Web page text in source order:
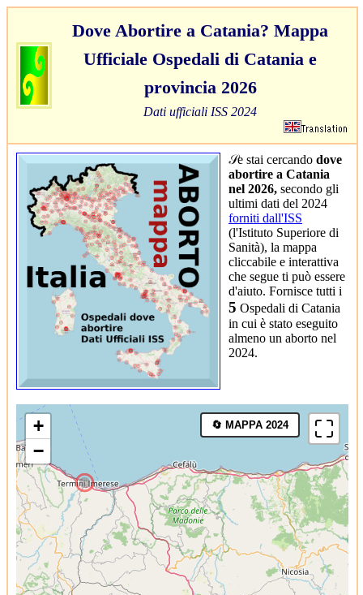
Dove Abortire a Catania? Mappa
Ufficiale Ospedali di Catania e
provincia 2026
Dati ufficiali ISS 2024
𝒮e stai cercando dove
abortire a Catania
nel 2026, secondo gli
ultimi dati del 2024
forniti dall'ISS
(l'Istituto Superiore di
Sanità), la mappa
cliccabile e interattiva
che segue ti può essere
d'aiuto. Fornisce tutti i
5 Ospedali di Catania
in cui è stato eseguito
almeno un aborto nel
2024.
+
−
🔄 MAPPA 2024